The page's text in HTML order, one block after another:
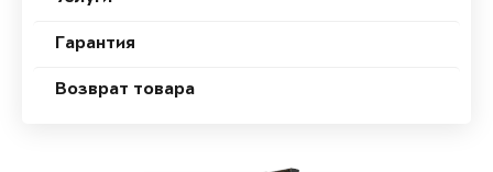
Гарантия
Возврат товара